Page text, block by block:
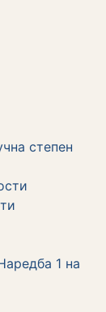
степен
1 на